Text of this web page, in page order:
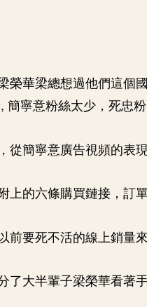
榮華梁總想過他們這
寧意粉絲太少，死忠
從簡寧意廣告視頻的表
上的六條購買鏈接，訂
前要死不活的線上銷量
了大半輩子梁榮華看著